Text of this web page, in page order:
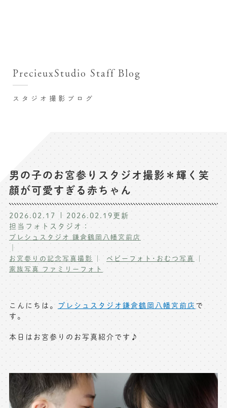
七五三お参り用着物レンタル
お宮参り写真撮影
ハーフバースデー撮影
卒業袴･卒業写真撮影
入園入学･卒園卒業記念撮影
ハーフ成人式･10歳の祝い記念撮影
家族写真･記念写真撮影
マタニティフォト撮影
フレンド記念撮影
記念撮影コラム
よくある質問
写真商品一覧
お祝いギフトカード
無料会員登録
お問い合わせ窓口
スタジオ撮影ブログ
PrecieuxStudio Staff Blog
男の子のお宮参りスタジオ撮影＊輝く笑
顔が可愛すぎる赤ちゃん
2026.02.17 2026.02.19更新
担当フォトスタジオ：
プレシュスタジオ 鎌倉鶴岡八幡宮前店
｜
お宮参りの記念写真撮影
ベビーフォト･おむつ写真
家族写真 ファミリーフォト
こんにちは。 プレシュスタジオ鎌倉鶴岡八幡宮前店 で
す。
本日はお宮参りのお写真紹介です♪